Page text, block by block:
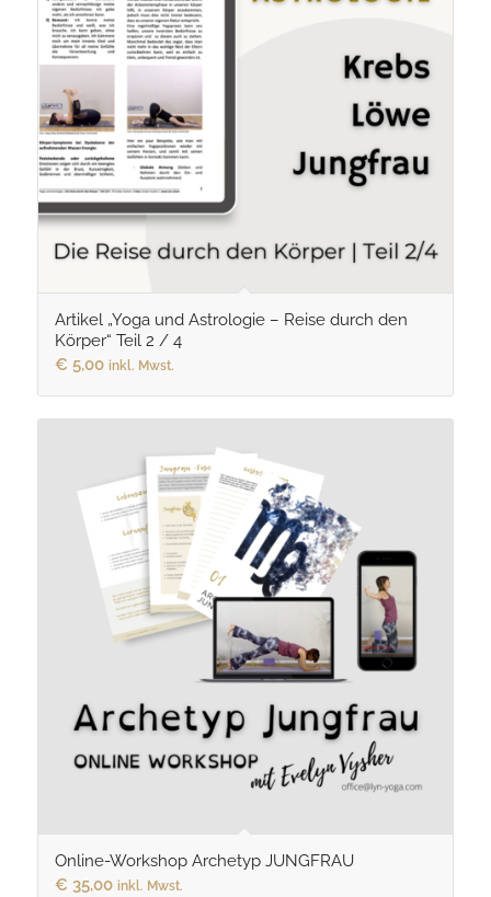
Artikel „Yoga und Astrologie – Reise durch den
Körper“ Teil 2 / 4
€ 5,00 inkl. Mwst.
Online-Workshop Archetyp JUNGFRAU
€ 35,00 inkl. Mwst.